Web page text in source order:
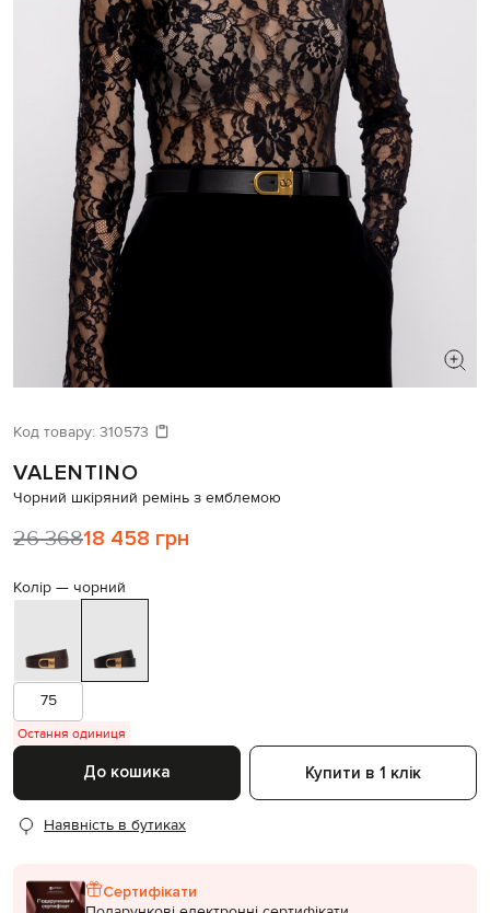
Давайте підберемо щось ще
Схожі товари
Код товару: 310573
VALENTINO
Чорний шкіряний ремінь з емблемою
26 36818 458 грн
Колір — чорний
75
Остання одиниця
До кошика Купити в 1 клік
Наявність в бутиках
Сертифікати